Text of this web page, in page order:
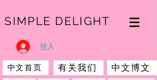
SIMPLE DELIGHT
登入
中文首页 有关我们
中文博文